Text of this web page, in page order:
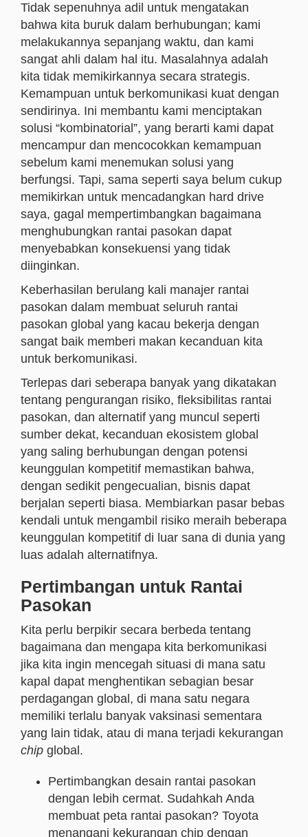
Tidak sepenuhnya adil untuk mengatakan
bahwa kita buruk dalam berhubungan; kami
melakukannya sepanjang waktu, dan kami
sangat ahli dalam hal itu. Masalahnya adalah
kita tidak memikirkannya secara strategis.
Kemampuan untuk berkomunikasi kuat dengan
sendirinya. Ini membantu kami menciptakan
solusi “kombinatorial”, yang berarti kami dapat
mencampur dan mencocokkan kemampuan
sebelum kami menemukan solusi yang
berfungsi. Tapi, sama seperti saya belum cukup
memikirkan untuk mencadangkan hard drive
saya, gagal mempertimbangkan bagaimana
menghubungkan rantai pasokan dapat
menyebabkan konsekuensi yang tidak
diinginkan.
Keberhasilan berulang kali manajer rantai
pasokan dalam membuat seluruh rantai
pasokan global yang kacau bekerja dengan
sangat baik memberi makan kecanduan kita
untuk berkomunikasi.
Terlepas dari seberapa banyak yang dikatakan
tentang pengurangan risiko, fleksibilitas rantai
pasokan, dan alternatif yang muncul seperti
sumber dekat, kecanduan ekosistem global
yang saling berhubungan dengan potensi
keunggulan kompetitif memastikan bahwa,
dengan sedikit pengecualian, bisnis dapat
berjalan seperti biasa. Membiarkan pasar bebas
kendali untuk mengambil risiko meraih beberapa
keunggulan kompetitif di luar sana di dunia yang
luas adalah alternatifnya.
Pertimbangan untuk Rantai
Pasokan
Kita perlu berpikir secara berbeda tentang
bagaimana dan mengapa kita berkomunikasi
jika kita ingin mencegah situasi di mana satu
kapal dapat menghentikan sebagian besar
perdagangan global, di mana satu negara
memiliki terlalu banyak vaksinasi sementara
yang lain tidak, atau di mana terjadi kekurangan
chip global.
Pertimbangkan desain rantai pasokan
dengan lebih cermat. Sudahkah Anda
membuat peta rantai pasokan? Toyota
menangani kekurangan chip dengan